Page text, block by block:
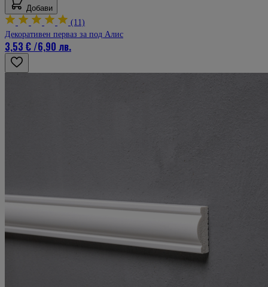
Добави
(11)
Декоративен перваз за под Алис
3,53 €/6,90 лв.